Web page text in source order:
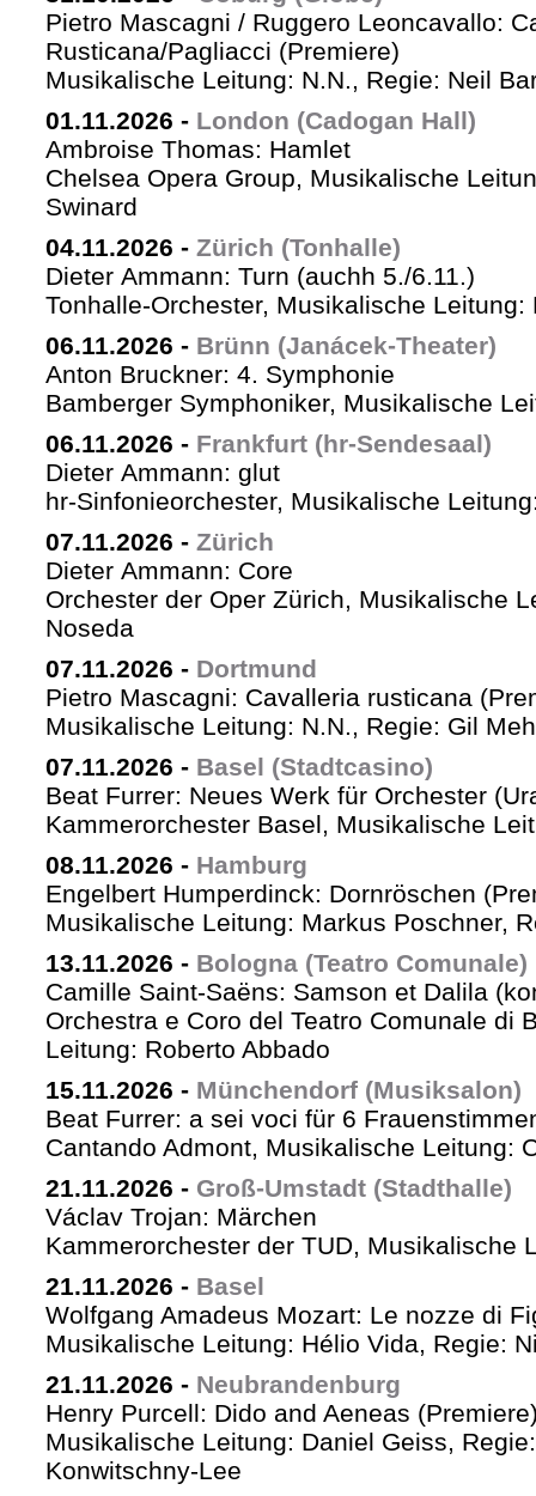
Pietro Mascagni / Ruggero Leoncavallo:
Rusticana/Pagliacci (Premiere)
Musikalische Leitung: N.N., Regie: Neil
01.11.2026 - London (Cadogan Hall)
Ambroise Thomas: Hamlet
Chelsea Opera Group, Musikalische
Swinard
04.11.2026 - Zürich (Tonhalle)
Dieter Ammann: Turn (auchh 5./6.11.)
Tonhalle-Orchester, Musikalische Leitung:
06.11.2026 - Brünn (Janácek-Theater)
Anton Bruckner: 4. Symphonie
Bamberger Symphoniker, Musikalische
06.11.2026 - Frankfurt (hr-Sendesaal)
Dieter Ammann: glut
hr-Sinfonieorchester, Musikalische
07.11.2026 - Zürich
Dieter Ammann: Core
Orchester der Oper Zürich, Musikalische
Noseda
07.11.2026 - Dortmund
Pietro Mascagni: Cavalleria rusticana
Musikalische Leitung: N.N., Regie: Gil
07.11.2026 - Basel (Stadtcasino)
Beat Furrer: Neues Werk für Orchester
Kammerorchester Basel, Musikalische
08.11.2026 - Hamburg
Engelbert Humperdinck: Dornröschen
Musikalische Leitung: Markus Poschner,
13.11.2026 - Bologna (Teatro Comunale)
Camille Saint-Saëns: Samson et Dalila
Orchestra e Coro del Teatro Comunale di
Leitung: Roberto Abbado
15.11.2026 - Münchendorf (Musiksalon)
Beat Furrer: a sei voci für 6
Cantando Admont, Musikalische Leitung:
21.11.2026 - Groß-Umstadt (Stadthalle)
Václav Trojan: Märchen
Kammerorchester der TUD, Musikalische
21.11.2026 - Basel
Wolfgang Amadeus Mozart: Le nozze di
Musikalische Leitung: Hélio Vida, Regie:
21.11.2026 - Neubrandenburg
Henry Purcell: Dido and Aeneas
Musikalische Leitung: Daniel Geiss,
Konwitschny-Lee